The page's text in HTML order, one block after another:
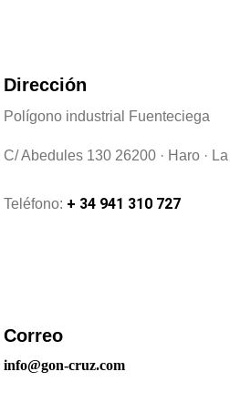
Dirección
Polígono industrial Fuenteciega
C/ Abedules 130 26200 · Haro ·
Teléfono: + 34 941 310 727
Correo
info@gon-cruz.com